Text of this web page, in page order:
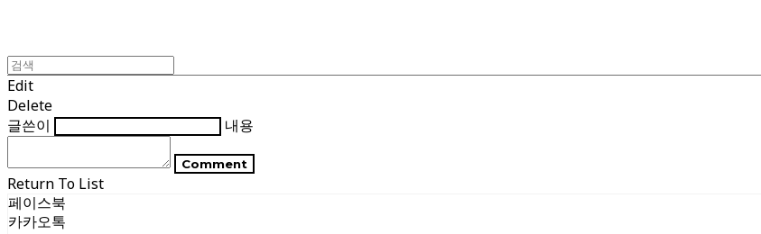
Edit
Delete
글쓴이
내용
Comment
Return To List
페이스북
카카오톡